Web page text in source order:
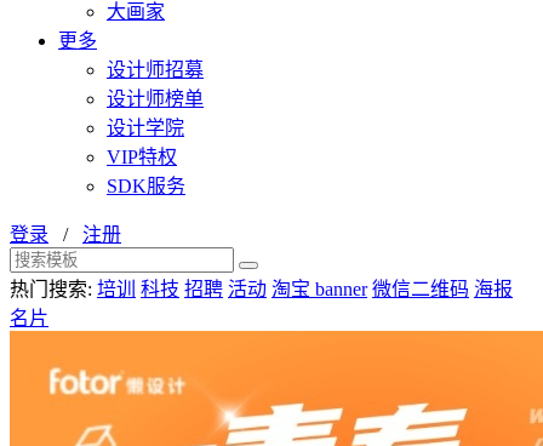
大画家
更多
设计师招募
设计师榜单
设计学院
VIP特权
SDK服务
登录 / 注册
热门搜索: 培训 科技 招聘 活动 淘宝 banner 微信二维码 海报
名片